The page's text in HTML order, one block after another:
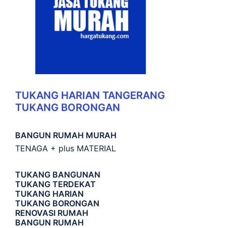
TUKANG HARIAN TANGERANG
TUKANG BORONGAN
BANGUN RUMAH MURAH
TENAGA + plus MATERIAL
TUKANG BANGUNAN
TUKANG TERDEKAT
TUKANG HARIAN
TUKANG BORONGAN
RENOVASI RUMAH
BANGUN RUMAH